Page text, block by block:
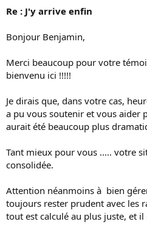
Re : J'y arrive enfin
Bonjour Benjamin,
Merci beaucoup pour votre
bienvenu ici !!!!!
Je dirais que, dans votre cas,
a pu vous soutenir et vous aider
aurait été beaucoup plus
Tant mieux pour vous ..... votre
consolidée.
Attention néanmoins à bien
toujours rester prudent avec les
tout est calculé au plus juste, et